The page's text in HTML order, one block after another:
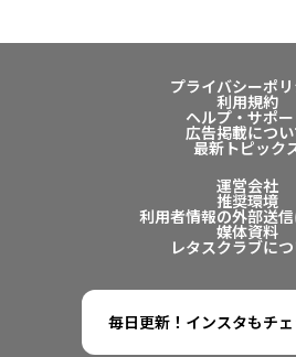
プライバシーポ
利用規約
ヘルプ・サポ
広告掲載につ
最新トピック
運営会社
推奨環境
利用者情報の外部送
媒体資料
レタスクラブに
毎日更新！インスタもチェ